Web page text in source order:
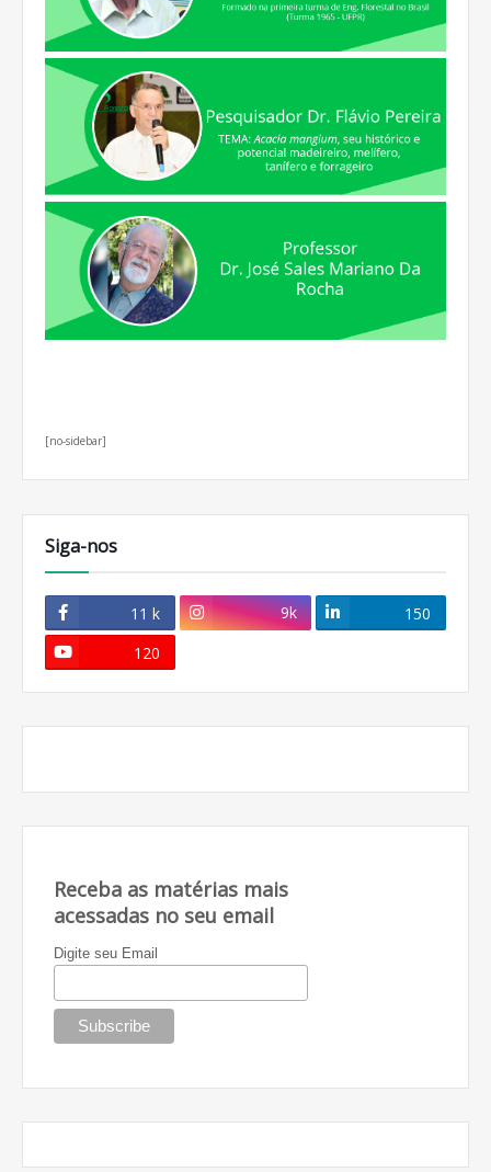
[no-sidebar]
Siga-nos
11 k 9k
150
120
Receba as matérias mais
acessadas no seu email
Digite seu Email